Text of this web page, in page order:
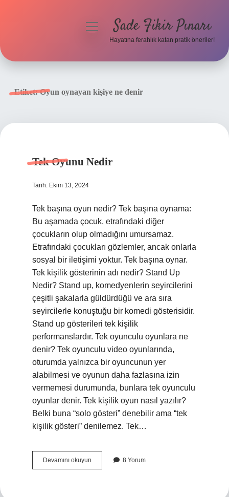
menüyüSade Fikir Pınarı
Hayatına ferahlık katan pratik öneriler!
Etiket:Oyun oynayan kişiye ne denir
Tek Oyunu Nedir
Tarih: Ekim 13, 2024
Tek başına oyun nedir? Tek başına oynama: ​​
Bu aşamada çocuk, etrafındaki diğer
çocukların olup olmadığını umursamaz.
Etrafındaki çocukları gözlemler, ancak onlarla
sosyal bir iletişimi yoktur. Tek başına oynar.
Tek kişilik gösterinin adı nedir? Stand Up
Nedir? Stand up, komedyenlerin seyircilerini
çeşitli şakalarla güldürdüğü ve ara sıra
seyircilerle konuştuğu bir komedi gösterisidir.
Stand up gösterileri tek kişilik
performanslardır. Tek oyunculu oyunlara ne
denir? Tek oyunculu video oyunlarında,
oturumda yalnızca bir oyuncunun yer
alabilmesi ve oyunun daha fazlasına izin
vermemesi durumunda, bunlara tek oyunculu
oyunlar denir. Tek kişilik oyun nasıl yazılır?
Belki buna “solo gösteri” denebilir ama “tek
kişilik gösteri” denilemez. Tek…
Devamını okuyun
Oyunu
8 Yorum